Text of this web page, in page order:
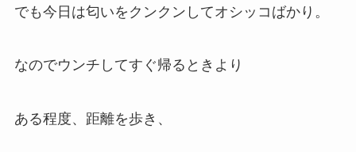
でも今日は匂いをクンクンしてオシッコばかり。
なのでウンチしてすぐ帰るときより
ある程度、距離を歩き、